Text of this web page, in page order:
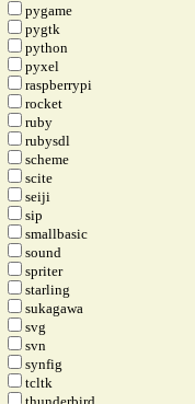
pygame
pygtk
python
pyxel
raspberrypi
rocket
ruby
rubysdl
scheme
scite
seiji
sip
smallbasic
sound
spriter
starling
sukagawa
svg
svn
synfig
tcltk